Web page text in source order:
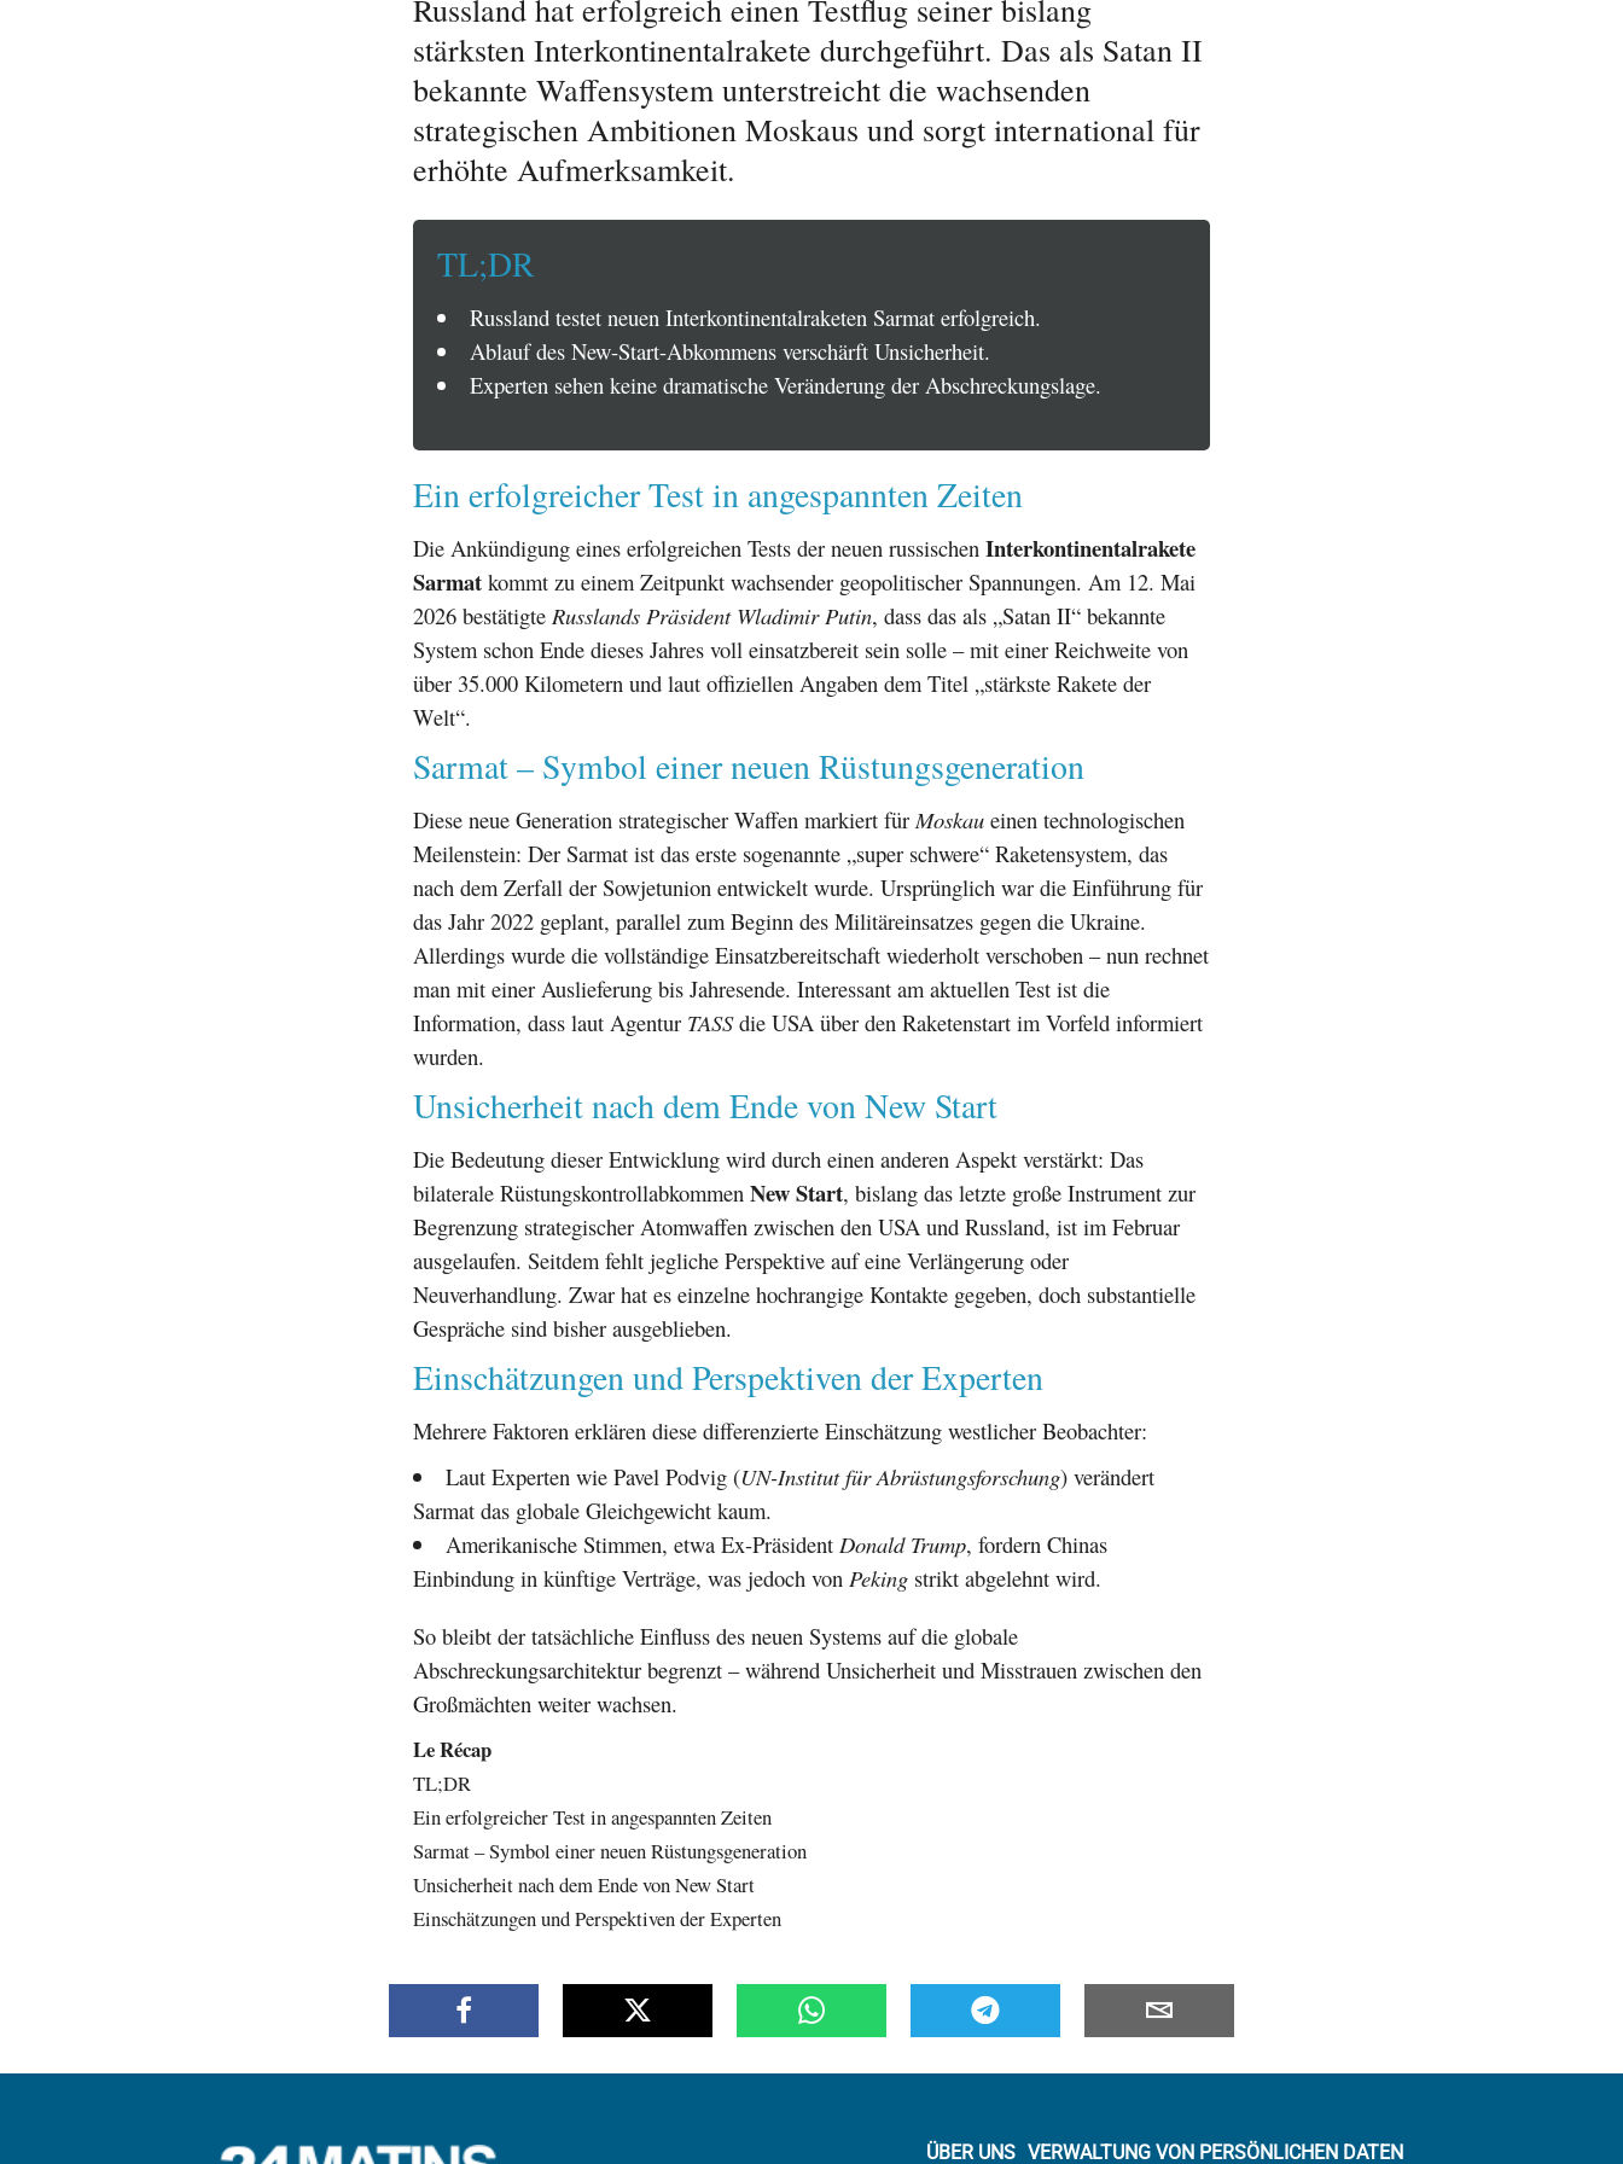
Russland hat erfolgreich einen Testflug seiner bislang
stärksten Interkontinentalrakete durchgeführt. Das als Satan II
bekannte Waffensystem unterstreicht die wachsenden
strategischen Ambitionen Moskaus und sorgt international für
erhöhte Aufmerksamkeit.
TL;DR
Russland testet neuen Interkontinentalraketen Sarmat erfolgreich.
Ablauf des New-Start-Abkommens verschärft Unsicherheit.
Experten sehen keine dramatische Veränderung der Abschreckungslage.
Ein erfolgreicher Test in angespannten Zeiten
Die Ankündigung eines erfolgreichen Tests der neuen russischen Interkontinentalrakete
Sarmat kommt zu einem Zeitpunkt wachsender geopolitischer Spannungen. Am 12. Mai
2026 bestätigte Russlands Präsident Wladimir Putin, dass das als „Satan II“ bekannte
System schon Ende dieses Jahres voll einsatzbereit sein solle – mit einer Reichweite von
über 35.000 Kilometern und laut offiziellen Angaben dem Titel „stärkste Rakete der
Welt“.
Sarmat – Symbol einer neuen Rüstungsgeneration
Diese neue Generation strategischer Waffen markiert fürMoskau einen technologischen
Meilenstein: Der Sarmat ist das erste sogenannte „super schwere“ Raketensystem, das
nach dem Zerfall der Sowjetunion entwickelt wurde. Ursprünglich war die Einführung für
das Jahr 2022 geplant, parallel zum Beginn des Militäreinsatzes gegen die Ukraine.
Allerdings wurde die vollständige Einsatzbereitschaft wiederholt verschoben – nun rechnet
man mit einer Auslieferung bis Jahresende. Interessant am aktuellen Test ist die
Information, dass laut Agentur TASSdie USA über den Raketenstart im Vorfeld informiert
wurden.
Unsicherheit nach dem Ende von New Start
Die Bedeutung dieser Entwicklung wird durch einen anderen Aspekt verstärkt: Das
bilaterale Rüstungskontrollabkommen New Start, bislang das letzte große Instrument zur
Begrenzung strategischer Atomwaffen zwischen den USA und Russland, ist im Februar
ausgelaufen. Seitdem fehlt jegliche Perspektive auf eine Verlängerung oder
Neuverhandlung. Zwar hat es einzelne hochrangige Kontakte gegeben, doch substantielle
Gespräche sind bisher ausgeblieben.
Einschätzungen und Perspektiven der Experten
Mehrere Faktoren erklären diese differenzierte Einschätzung westlicher Beobachter:
Laut Experten wie Pavel Podvig (UN-Institut für Abrüstungsforschung) verändert
Sarmat das globale Gleichgewicht kaum.
Amerikanische Stimmen, etwa Ex-Präsident Donald Trump, fordern Chinas
Einbindung in künftige Verträge, was jedoch von Peking strikt abgelehnt wird.
So bleibt der tatsächliche Einfluss des neuen Systems auf die globale
Abschreckungsarchitektur begrenzt – während Unsicherheit und Misstrauen zwischen den
Großmächten weiter wachsen.
Le Récap
TL;DR
Ein erfolgreicher Test in angespannten Zeiten
Sarmat – Symbol einer neuen Rüstungsgeneration
Unsicherheit nach dem Ende von New Start
Einschätzungen und Perspektiven der Experten
ÜBER UNS VERWALTUNG VON PERSÖNLICHEN DATEN